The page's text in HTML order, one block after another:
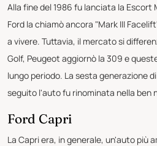
Alla fine del 1986 fu lanciata la Escort
Ford la chiamò ancora "Mark III
a vivere. Tuttavia, il mercato si
Golf, Peugeot aggiornò la 309 e
lungo periodo. La sesta generazione
seguito l'auto fu rinominata nella ben
Ford Capri
La Capri era, in generale, un'auto più